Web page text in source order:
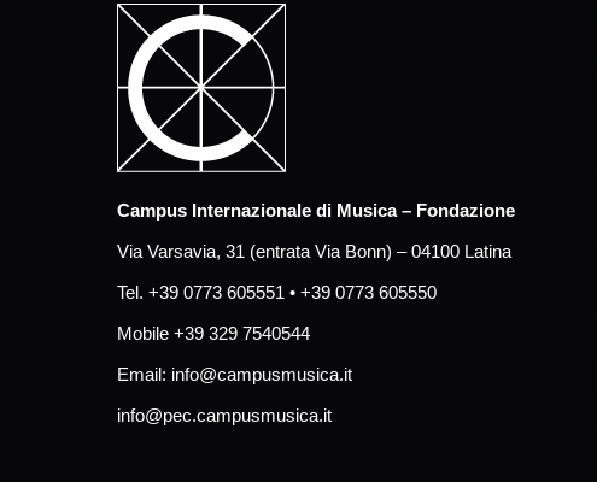
Campus Internazionale di Musica – Fondazione
Via Varsavia, 31 (entrata Via Bonn) – 04100 Latina
Tel. +39 0773 605551 • +39 0773 605550
Mobile +39 329 7540544
Email: info@campusmusica.it
info@pec.campusmusica.it